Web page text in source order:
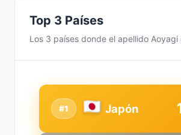
Top 3 Países
Los 3 países donde el apellido Aoyagi
#1 Japón